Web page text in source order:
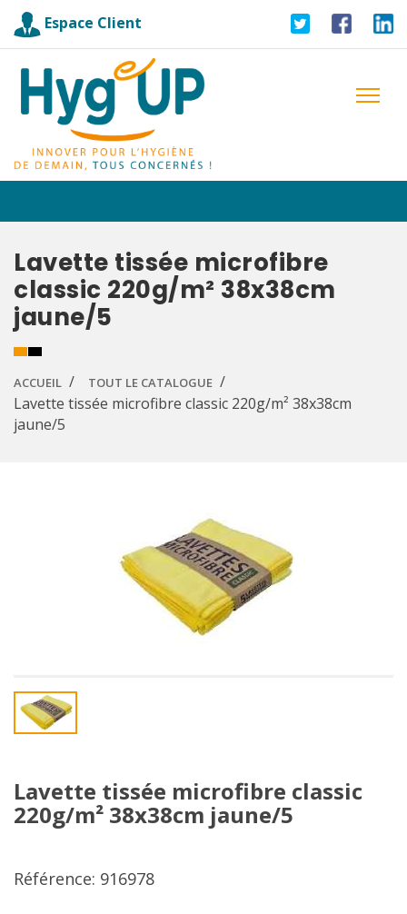
Espace Client
Lavette tissée microfibre
classic 220g/m² 38x38cm
jaune/5
ACCUEIL TOUT LE CATALOGUE
Lavette tissée microfibre classic 220g/m² 38x38cm
jaune/5
Lavette tissée microfibre classic
220g/m² 38x38cm jaune/5
Référence: 916978